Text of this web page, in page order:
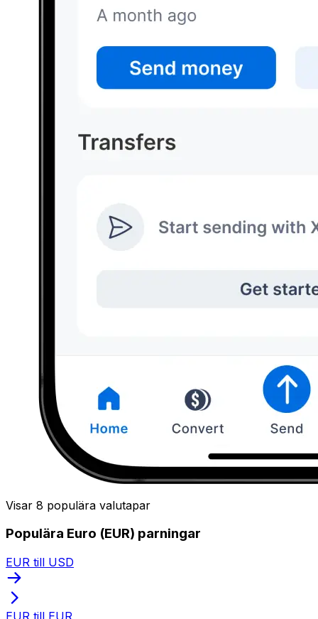
Visar 8 populära valutapar
Populära Euro (EUR) parningar
EUR till USD
EUR till EUR